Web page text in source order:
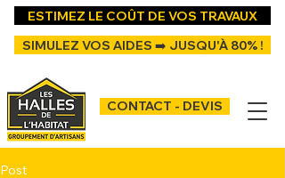
CONTACT - DEVIS
SIMULEZ VOS AIDES ➡️ JUSQU'À 80% !
ESTIMEZ LE COÛT DE VOS TRAVAUX
Post